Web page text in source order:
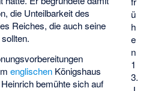
ü
h
e
n
1
3.
die Unteilbarkeit des
Reiches, die auch seine
englischen Königshaus
bemühte sich auf